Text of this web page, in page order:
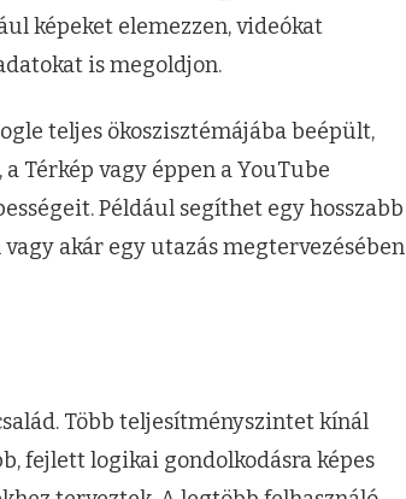
képeket elemezzen, videókat
is megoldjon.
teljes ökoszisztémájába beépült,
Térkép vagy éppen a YouTube
Például segíthet egy hosszabb
akár egy utazás megtervezésében
Több teljesítményszintet kínál
fejlett logikai gondolkodásra képes